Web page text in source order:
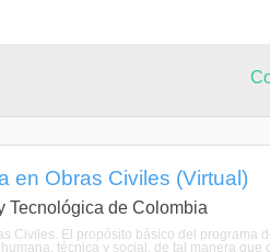
en Obras Civiles (Virtual)
Tecnológica de Colombia
Civiles. El propósito básico del programa
técnica y social, de tal manera